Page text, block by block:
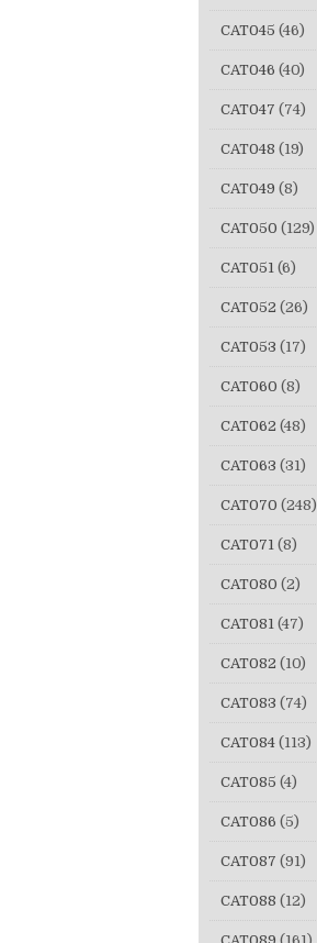
CAT045 (46)
CAT046 (40)
CAT047 (74)
CAT048 (19)
CAT049 (8)
CAT050 (129)
CAT051 (6)
CAT052 (26)
CAT053 (17)
CAT060 (8)
CAT062 (48)
CAT063 (31)
CAT070 (248)
CAT071 (8)
CAT080 (2)
CAT081 (47)
CAT082 (10)
CAT083 (74)
CAT084 (113)
CAT085 (4)
CAT086 (5)
CAT087 (91)
CAT088 (12)